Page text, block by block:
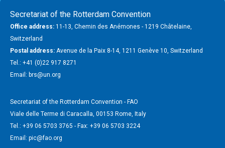
Secretariat of the Rotterdam Convention
Office address: 11-13, Chemin des Anémones - 1219 Châtelaine,
Switzerland
Postal address: Avenue de la Paix 8-14, 1211 Genève 10, Switzerland
Tel.: +41 (0)22 917 8271
Email: brs@un.org
Secretariat of the Rotterdam Convention - FAO
Viale delle Terme di Caracalla, 00153 Rome, Italy
Tel.: +39 06 5703 3765 - Fax: +39 06 5703 3224
Email: pic@fao.org